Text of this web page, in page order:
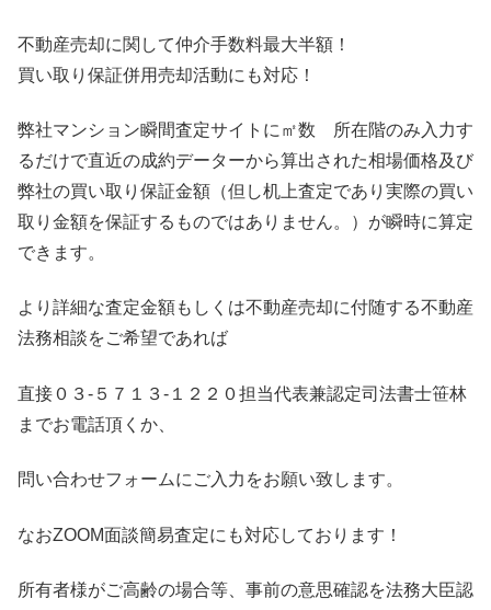
不動産売却に関して仲介手数料最大半額！
買い取り保証併用売却活動にも対応！
弊社マンション瞬間査定サイトに㎡数 所在階のみ入力す
るだけで直近の成約データーから算出された相場価格及び
弊社の買い取り保証金額（但し机上査定であり実際の買い
取り金額を保証するものではありません。）が瞬時に算定
できます。
より詳細な査定金額もしくは不動産売却に付随する不動産
法務相談をご希望であれば
直接０３-５７１３-１２２０担当代表兼認定司法書士笹林
までお電話頂くか、
問い合わせフォームにご入力をお願い致します。
なおZOOM面談簡易査定にも対応しております！
所有者様がご高齢の場合等、事前の意思確認を法務大臣認